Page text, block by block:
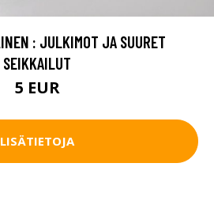
: JULKIMOT JA SUURET
SEIKKAILUT
5 EUR
LISÄTIETOJA